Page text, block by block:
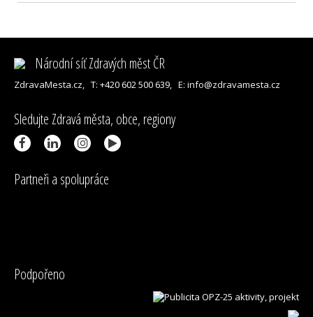
Národní síť Zdravých měst ČR
ZdravaMesta.cz, T: +420 602 500 639, E: info@zdravamesta.cz
Sledujte Zdravá města, obce, regiony
Partneři a spolupráce
Podpořeno